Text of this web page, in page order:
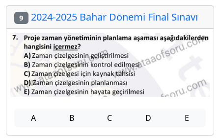
9 2024-2025 Bahar Dönemi Final Sınavı
A B C D E